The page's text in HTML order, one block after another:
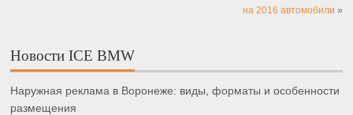
на 2016 автомобили »
Новости ICE BMW
Наружная реклама в Воронеже: виды, форматы и особенности
размещения